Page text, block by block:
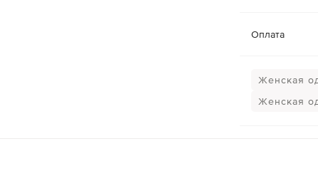
Оплата
Женская
Женская